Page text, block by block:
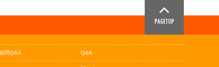
問Q&A Q&A